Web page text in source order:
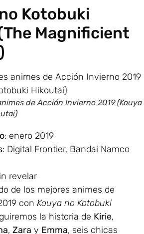
Kotobuki
Magnificient
de Acción Invierno 2019 (Kouya
: enero 2019
: Digital Frontier, Bandai Namco
revelar
de los mejores animes de
con Kouya no Kotobuki
la historia de Kirie,
, Zara y Emma, seis chicas